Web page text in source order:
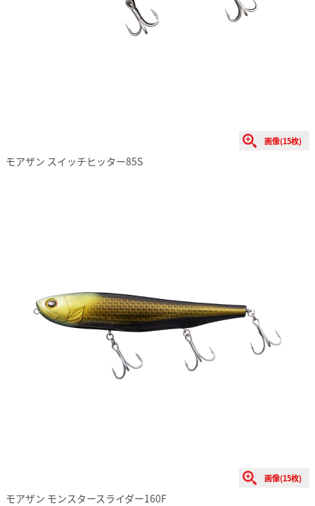
画像(15枚)
モアザン スイッチヒッター85S
画像(15枚)
モアザン モンスタースライダー160F